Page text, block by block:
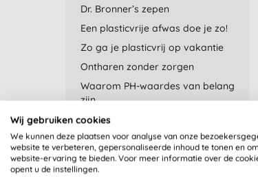
Dr. Bronner’s zepen
Een plasticvrije afwas doe je zo!
Zo ga je plasticvrij op vakantie
Ontharen zonder zorgen
Waarom PH-waardes van belang
zijn
Ontdek Seepje – Hét natuurlijke
was-en poetsmerk!
Meer lezen: Salt of the Earth
Tuinieren: goed voor lichaam én
Wij gebruiken cookies
We kunnen deze plaatsen voor analyse van onze
website te verbeteren, gepersonaliseerde inhoud te tonen en
website-ervaring te bieden. Voor meer informatie over de
opent u de instellingen.